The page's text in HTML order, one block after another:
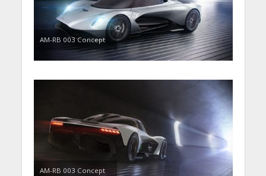
AM-RB 003 Concept
AM-RB 003 Concept